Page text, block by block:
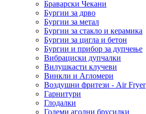
Браварски Чекани
Бургии за дрво
Бургии за метал
Бургии за стакло и керамика
Бургии за цигла и бетон
Бургии и прибор за дупчење
Вибрациски дупчалки
Вилушкасти клучеви
Винкли и Агломери
Воздушни фритези - Air Fryer
Гарнитури
Глодалки
Големи аголни брусилки